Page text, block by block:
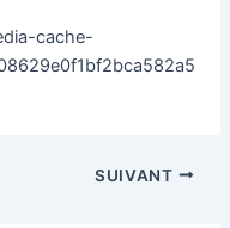
cache-
SUIVANT